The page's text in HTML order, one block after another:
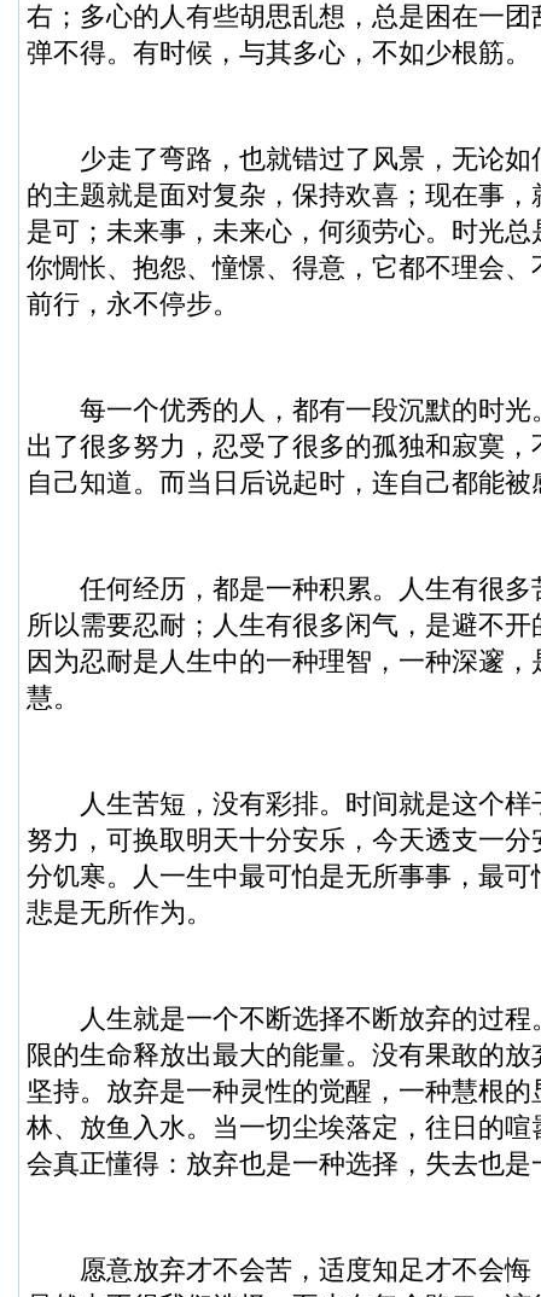
右；多心的人有些胡思乱想，总是困在一
弹不得。有时候，与其多心，不如少根筋。
少走了弯路，也就错过了风景，无论如
的主题就是面对复杂，保持欢喜；现在事
是可；未来事，未来心，何须劳心。时光
你惆怅、抱怨、憧憬、得意，它都不理会
前行，永不停步。
每一个优秀的人，都有一段沉默的时光
出了很多努力，忍受了很多的孤独和寂寞
自己知道。而当日后说起时，连自己都能
任何经历，都是一种积累。人生有很多
所以需要忍耐；人生有很多闲气，是避不
因为忍耐是人生中的一种理智，一种深邃
慧。
人生苦短，没有彩排。时间就是这个样
努力，可换取明天十分安乐，今天透支一
分饥寒。人一生中最可怕是无所事事，最
悲是无所作为。
人生就是一个不断选择不断放弃的过程
限的生命释放出最大的能量。没有果敢的
坚持。放弃是一种灵性的觉醒，一种慧根
林、放鱼入水。当一切尘埃落定，往日的
会真正懂得：放弃也是一种选择，失去也是
愿意放弃才不会苦，适度知足才不会悔